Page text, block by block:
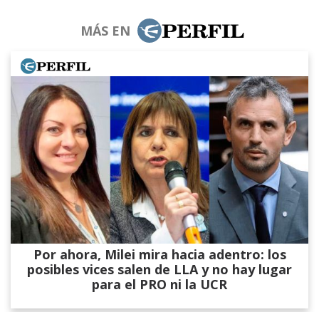
MÁS EN
Por ahora, Milei mira hacia adentro: los
posibles vices salen de LLA y no hay lugar
para el PRO ni la UCR